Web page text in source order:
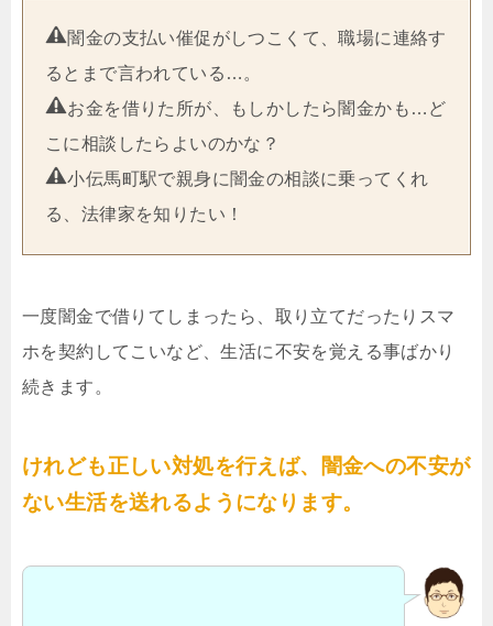
闇金の支払い催促がしつこくて、職場に連絡す
るとまで言われている…。
お金を借りた所が、もしかしたら闇金かも…ど
こに相談したらよいのかな？
小伝馬町駅で親身に闇金の相談に乗ってくれ
る、法律家を知りたい！
一度闇金で借りてしまったら、取り立てだったりスマ
ホを契約してこいなど、生活に不安を覚える事ばかり
続きます。
けれども正しい対処を行えば、闇金への不安が
ない生活を送れるようになります。